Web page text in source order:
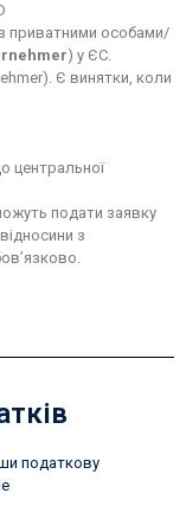
з приватними особами/
) у ЄС.
Є винятки, коли
центральної
подати заявку
з
податкову